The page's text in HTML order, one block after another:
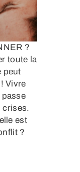
?
toute la
peut
Vivre
crises.
est
?